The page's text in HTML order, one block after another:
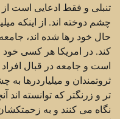
تنبلی و فقط ادعایی است
چشم دوخته اند. از اینکه
حال خود رها شده اند،
کند. در امریکا هر کسی
است و جامعه در قبال افراد
ثروتمندان و میلیاردرها
تر و زرنگتر که توانسته اند
نگاه می کنند و به